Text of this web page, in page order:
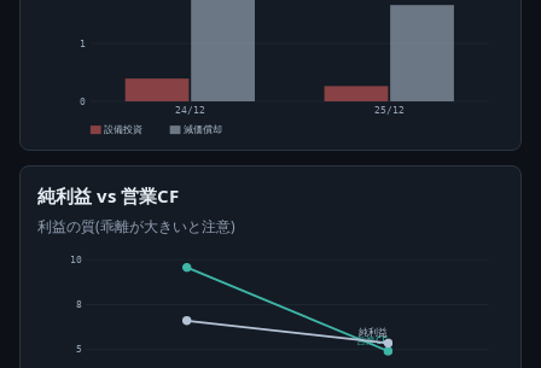
0
1
24/12
25/12
設備投資
減価償却
純利益 vs 営業CF
利益の質(乖離が大きいと注意)
5
8
10
営業CF
純利益